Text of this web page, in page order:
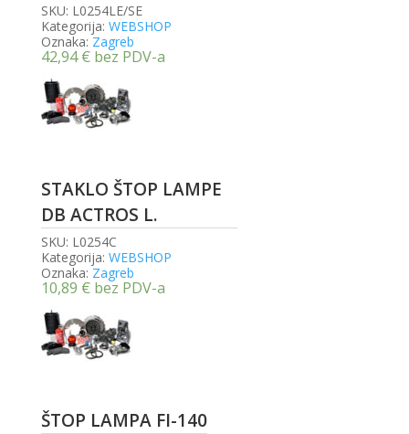
SKU: L0254LE/SE
Kategorija: WEBSHOP
Oznaka: Zagreb
42,94€ bez PDV-a
STAKLO ŠTOP LAMPE
DB ACTROS L.
SKU: L0254C
Kategorija: WEBSHOP
Oznaka: Zagreb
10,89 € bez PDV-a
ŠTOP LAMPA FI-140